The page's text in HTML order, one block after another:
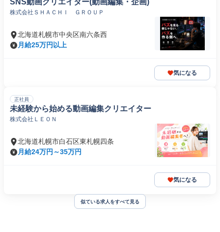
SNS動画クリエイター(動画編集・企画)
株式会社ＳＨＡＣＨＩ ＧＲＯＵＰ
北海道札幌市中央区南六条西
月給25万円以上
気になる
正社員
未経験から始める動画編集クリエイター
株式会社ＬＥＯＮ
北海道札幌市白石区東札幌四条
月給24万円～35万円
気になる
似ている求人をすべて見る